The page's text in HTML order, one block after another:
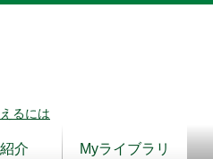
るには
介 Myライブラリ